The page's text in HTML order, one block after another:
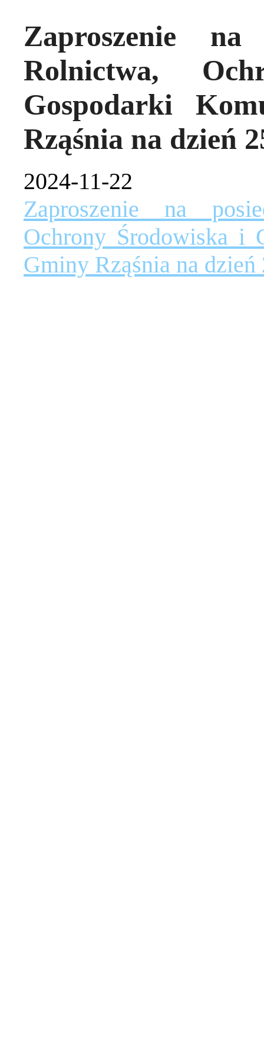
Zaproszenie
Rolnictwa,
Gospodarki
Rząśnia na dzień
2024-11-22
Zaproszenie na
Ochrony Środowiska i
Gminy Rząśnia na